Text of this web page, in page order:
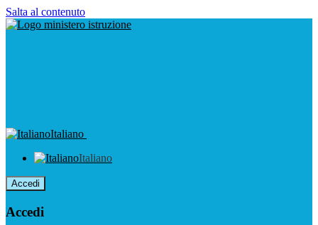
Salta al contenuto
Italiano
Italiano
Accedi
Accedi